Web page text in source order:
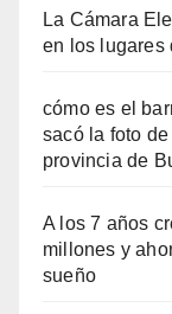
La Cámara
en los lugares
cómo es el
sacó la foto
provincia de
A los 7 años
millones y
sueño